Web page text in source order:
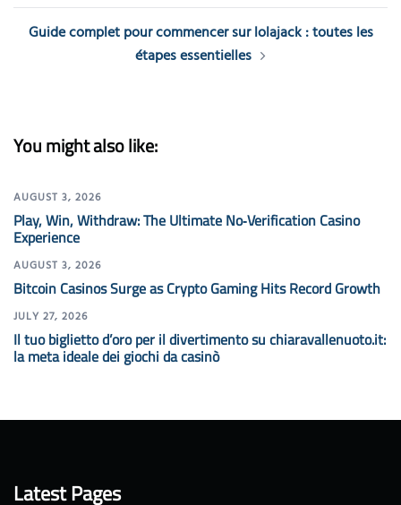
Guide complet pour commencer sur lolajack : toutes les
étapes essentielles
You might also like:
AUGUST 3, 2026
Play, Win, Withdraw: The Ultimate No‑Verification Casino
Experience
AUGUST 3, 2026
Bitcoin Casinos Surge as Crypto Gaming Hits Record Growth
JULY 27, 2026
Il tuo biglietto d’oro per il divertimento su chiaravallenuoto.it:
la meta ideale dei giochi da casinò
Latest Pages